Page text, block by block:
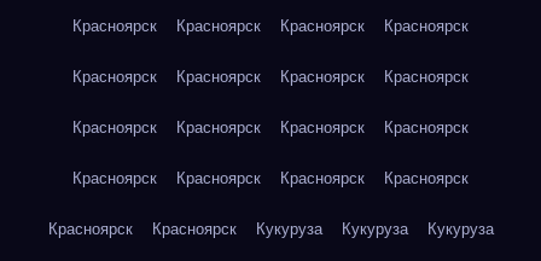
Красноярск Красноярск Красноярск Красноярск
Красноярск Красноярск Красноярск Красноярск
Красноярск Красноярск Красноярск Красноярск
Красноярск Красноярск Красноярск Красноярск
Красноярск Красноярск Кукуруза Кукуруза Кукуруза